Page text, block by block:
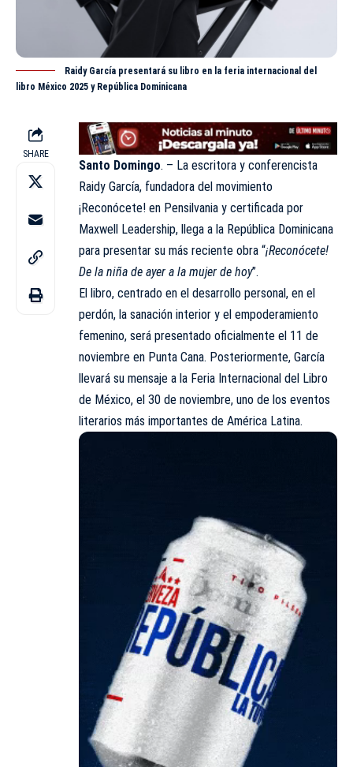
Raidy García presentará su libro en la feria internacional del
libro México 2025 y República Dominicana
SHARE
Santo Domingo. – La escritora y conferencista
Raidy García, fundadora del movimiento
¡Reconócete! en Pensilvania y certificada por
Maxwell Leadership, llega a la República Dominicana
para presentar su más reciente obra “¡Reconócete!
De la niña de ayer a la mujer de hoy”.
El libro, centrado en el desarrollo personal, en el
perdón, la sanación interior y el empoderamiento
femenino, será presentado oficialmente el 11 de
noviembre en Punta Cana. Posteriormente, García
llevará su mensaje a la Feria Internacional del Libro
de México, el 30 de noviembre, uno de los eventos
literarios más importantes de América Latina.